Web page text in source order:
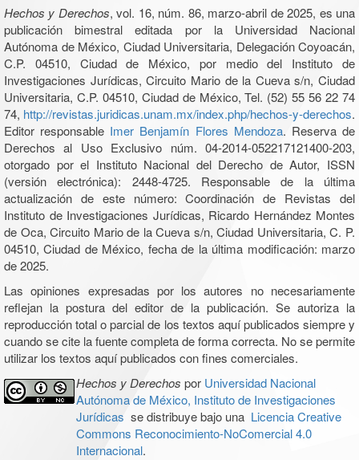
Hechos y Derechos, vol. 16, núm. 86, marzo-abril de 2025, es una
publicación bimestral editada por la Universidad Nacional
Autónoma de México, Ciudad Universitaria, Delegación Coyoacán,
C.P. 04510, Ciudad de México, por medio del Instituto de
Investigaciones Jurídicas, Circuito Mario de la Cueva s/n, Ciudad
Universitaria, C.P. 04510, Ciudad de México, Tel. (52) 55 56 22 74
74, http://revistas.juridicas.unam.mx/index.php/hechos-y-derechos.
Editor responsable Imer Benjamín Flores Mendoza. Reserva de
Derechos al Uso Exclusivo núm. 04-2014-052217121400-203,
otorgado por el Instituto Nacional del Derecho de Autor, ISSN
(versión electrónica): 2448-4725. Responsable de la última
actualización de este número: Coordinación de Revistas del
Instituto de Investigaciones Jurídicas, Ricardo Hernández Montes
de Oca, Circuito Mario de la Cueva s/n, Ciudad Universitaria, C. P.
04510, Ciudad de México, fecha de la última modificación: marzo
de 2025.
Las opiniones expresadas por los autores no necesariamente
reflejan la postura del editor de la publicación. Se autoriza la
reproducción total o parcial de los textos aquí publicados siempre y
cuando se cite la fuente completa de forma correcta. No se permite
utilizar los textos aquí publicados con fines comerciales.
Hechos y Derechos por Universidad Nacional
Autónoma de México, Instituto de Investigaciones
Jurídicas se distribuye bajo una Licencia Creative
Commons Reconocimiento-NoComercial 4.0
Internacional.